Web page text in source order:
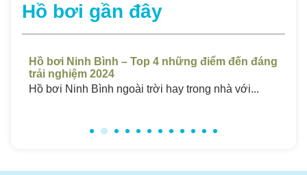
Hồ bơi gần đây
Hồ Bơi Sóc Trăng Giá Rẻ – Top 4 Những Bể
Chất Lượng Cao 2024
Hồ bơi ở Sóc Trăng luôn thu hút một lượng...